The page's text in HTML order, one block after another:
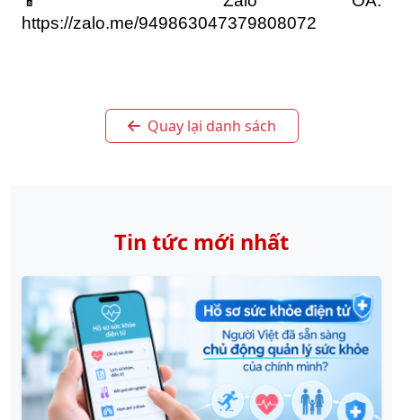
https://zalo.me/949863047379808072
Quay lại danh sách
Tin tức mới nhất